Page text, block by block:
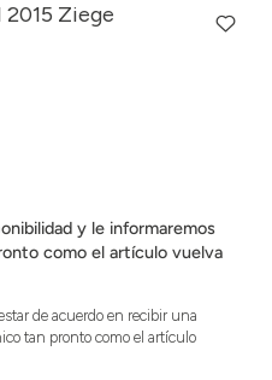
2015 Ziege
y le informaremos
como el artículo vuelva
de acuerdo en recibir una
tan pronto como el artículo